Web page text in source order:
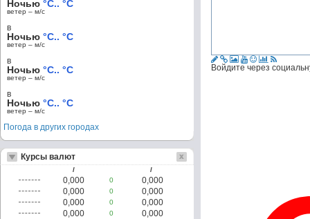
Войдите через
Ночью °C.. °C
ветер – м/c
в
Ночью °C.. °C
ветер – м/c
в
Ночью °C.. °C
ветер – м/c
в
Ночью °C.. °C
ветер – м/c
Погода в других городах
Курсы валют
/ /
0,000 0
0,000
0,000
0
0,000
0,000
0
0,000
0,000
0
0,000